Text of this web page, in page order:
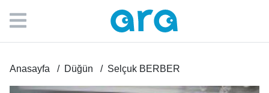
Anasayfa Düğün Selçuk BERBER